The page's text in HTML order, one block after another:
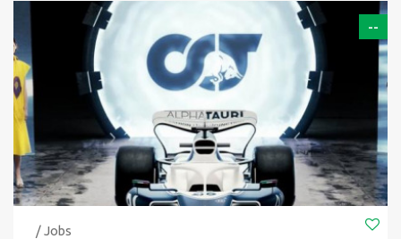
--
/ Jobs